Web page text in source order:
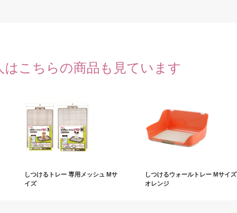
はこちらの商品も見ています
しつけるトレー 専用メッシュ Mサ
イズ
しつけるウォールトレー Mサイズ
オレンジ